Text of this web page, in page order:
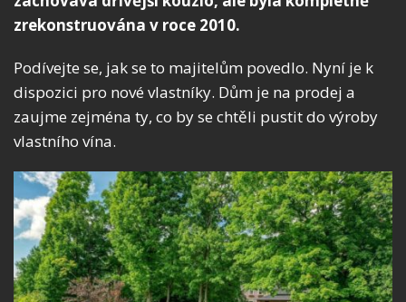
zrekonstruována v roce 2010.
Podívejte se, jak se to majitelům povedlo. Nyní je k
dispozici pro nové vlastníky. Dům je na prodej a
zaujme zejména ty, co by se chtěli pustit do výroby
vlastního vína.